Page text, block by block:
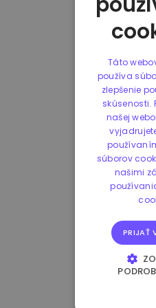
Táto
používa
zlepšenie
skúsenosti.
našej
súborov
našimi
PRIJAŤ